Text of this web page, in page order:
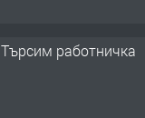
Продава